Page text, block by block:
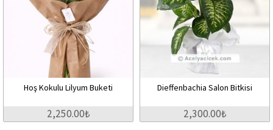
Hoş Kokulu Lilyum Buketi
2,250.00₺
Dieffenbachia Salon Bitkisi
2,300.00₺